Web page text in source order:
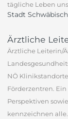
tägliche Leben
Stadt
Ärztliche
Ärztliche Leiterin/
NÖ
Förderzentren.
Perspektiven
kennzeichnen